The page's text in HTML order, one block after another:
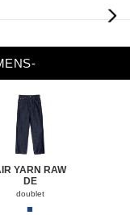
Next
YARN RAW
DE
doublet
■